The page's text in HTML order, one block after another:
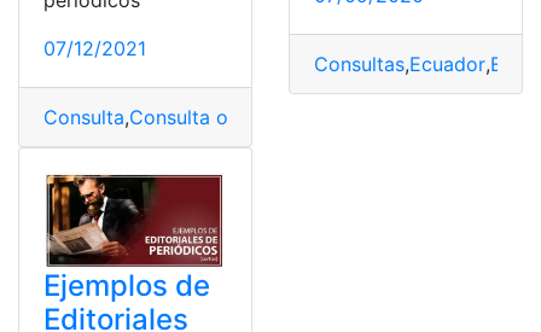
07/12/2021
Consulta,Consulta online
Consultas,Ecuador,
Ejemplos de
Editoriales